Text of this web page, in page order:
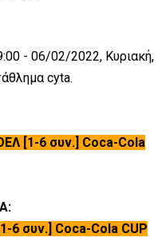
- 06/02/2022, Κυριακή,
cyta.
[1-6 συν.] Coca-Cola
6 συν.] Coca-Cola CUP